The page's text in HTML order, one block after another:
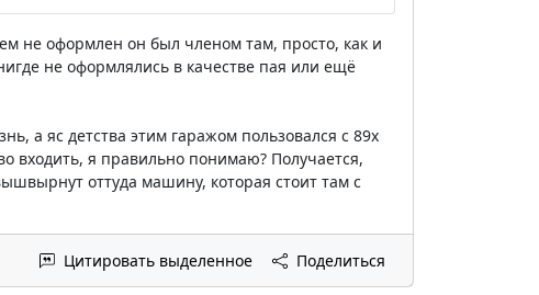
не оформлен он был членом там, просто, как и
не оформлялись в качестве пая или ещё
а яс детства этим гаражом пользовался с 89х
входить, я правильно понимаю? Получается,
оттуда машину, которая стоит там с
Цитировать выделенное Поделиться